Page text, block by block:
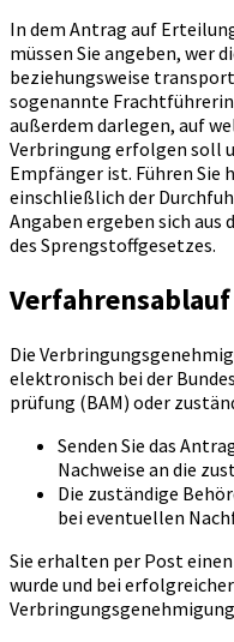
In dem Antrag auf
müssen Sie angeben, wer
beziehungsweise
sogenannte
außerdem darlegen, auf
Verbringung erfolgen soll
Empfänger ist. Führen
einschließlich der
Angaben ergeben sich aus
des Sprengstoffgesetzes.
Verfahrensablauf
Die
elektronisch bei der
prüfung (BAM) oder
Senden Sie das
Nachweise an die
Die zuständige
bei eventuellen
Sie erhalten per Post
wurde und bei